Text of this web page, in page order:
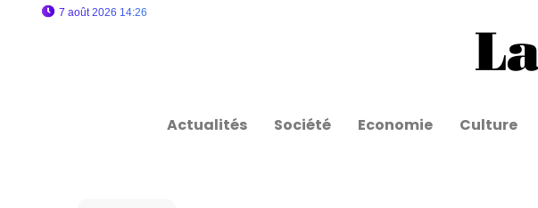
7 août 2026 14:26
Actualités Société Economie Culture